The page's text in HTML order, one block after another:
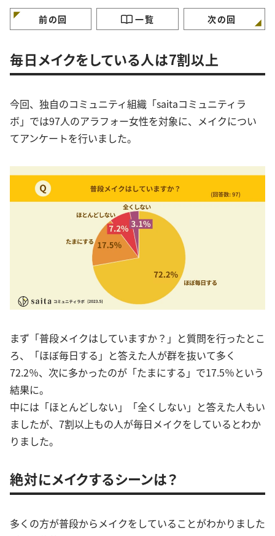
ておくコツ」3選 ーがランクイン
前の回 一覧 次の回
毎日メイクをしている人は7割以上
今回、独自のコミュニティ組織「saitaコミュニティラ
ボ」では97人のアラフォー女性を対象に、メイクについ
てアンケートを行いました。
まず「普段メイクはしていますか？」と質問を行ったとこ
ろ、「ほぼ毎日する」と答えた人が群を抜いて多く
72.2％、次に多かったのが「たまにする」で17.5％という
結果に。
中には「ほとんどしない」「全くしない」と答えた人もい
ましたが、7割以上もの人が毎日メイクをしているとわか
りました。
絶対にメイクするシーンは？
多くの方が普段からメイクをしていることがわかりました